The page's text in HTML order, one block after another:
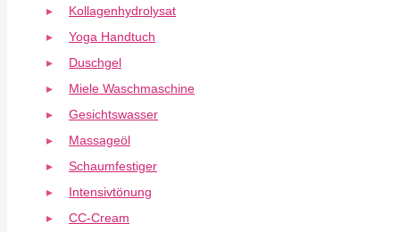
Kollagenhydrolysat
Yoga Handtuch
Duschgel
Miele Waschmaschine
Gesichtswasser
Massageöl
Schaumfestiger
Intensivtönung
CC-Cream